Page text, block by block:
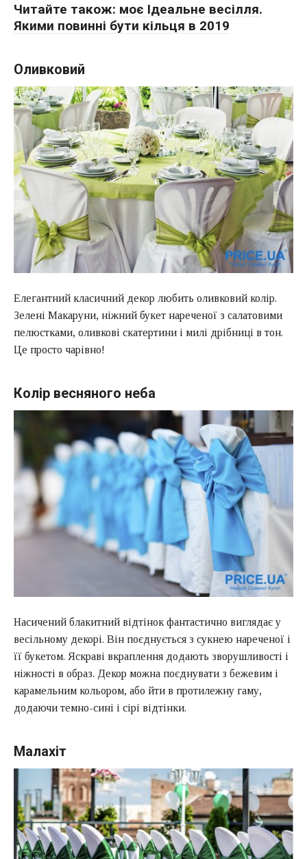
Читайте також: моє Ідеальне весілля.
Якими повинні бути кільця в 2019
Оливковий
Елегантний класичний декор любить оливковий колір.
Зелені Макаруни, ніжний букет нареченої з салатовими
пелюстками, оливкові скатертини і милі дрібниці в тон.
Це просто чарівно!
Колір весняного неба
Насичений блакитний відтінок фантастично виглядає у
весільному декорі. Він поєднується з сукнею нареченої і
її букетом. Яскраві вкраплення додають зворушливості і
ніжності в образ. Декор можна поєднувати з бежевим і
карамельним кольором, або йти в протилежну гаму,
додаючи темно-сині і сірі відтінки.
Малахіт